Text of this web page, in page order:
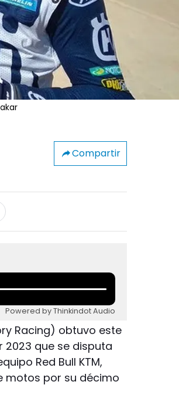
Compartir
Powered by Thinkindot Audio
Racing) obtuvo este
2023 que se disputa
Red Bull KTM,
motos por su décimo